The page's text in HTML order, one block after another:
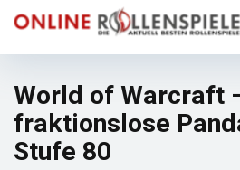
World of Warcraft
fraktionslose
Stufe 80